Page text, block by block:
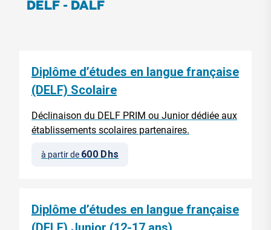
DELF - DALF
Diplôme d’études en langue française
(DELF) Scolaire
Déclinaison du DELF PRIM ou Junior dédiée aux
établissements scolaires partenaires.
à partir de 600 Dhs
Diplôme d’études en langue française